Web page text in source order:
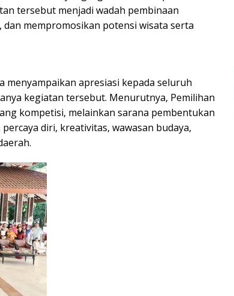
tersebut menjadi wadah pembinaan
mempromosikan potensi wisata serta
menyampaikan apresiasi kepada seluruh
kegiatan tersebut. Menurutnya, Pemilihan
kompetisi, melainkan sarana pembentukan
diri, kreativitas, wawasan budaya,